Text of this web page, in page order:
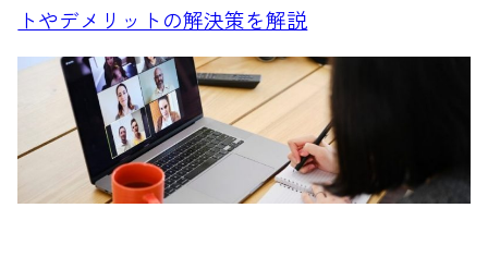
トやデメリットの解決策を解説